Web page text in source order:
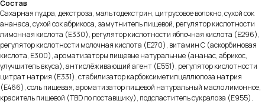
Состав
Сахарная пудра, декстроза, мальтодекстрин, цитрусовое волокно, сухой сок
ананаса, сухой сок абрикоса, замутнитель пищевой, регулятор кислотности
лимонная кислота (E330), регулятор кислотности яблочная кислота (E296),
регулятор кислотности молочная кислота (E270), витамин С (аскорбиновая
кислота, E300), ароматизаторы пищевые натуральные (ананас, абрикос,
улучшитель вкуса), антислёживающий агент (E551), регулятор кислотности
цитрат натрия (E331), стабилизатор карбоксиметилцеллюлоза натрия
(E466), соль пищевая, ароматизатор пищевой натуральный масло лимонное,
краситель пищевой (TBD по поставщику), подсластитель сукралоза (E955).